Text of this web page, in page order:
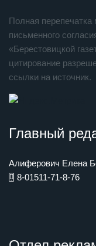
Полная
письменного
«Берестовицкой
цитирование
ссылки на источник.
Главный
Алиферович Елена
8-01511-71-8-76